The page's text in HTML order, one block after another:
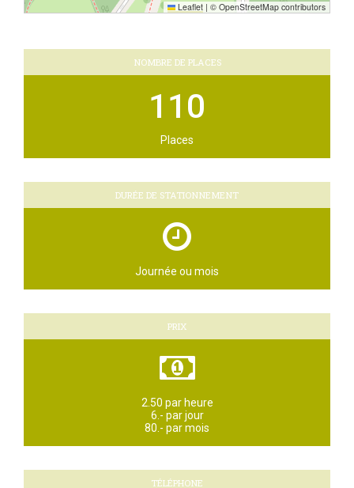
Leaflet | © OpenStreetMap contributors
NOMBRE DE PLACES
110
Places
DURÉE DE STATIONNEMENT
Journée ou mois
PRIX
2.50 par heure
6.- par jour
80.- par mois
TÉLÉPHONE